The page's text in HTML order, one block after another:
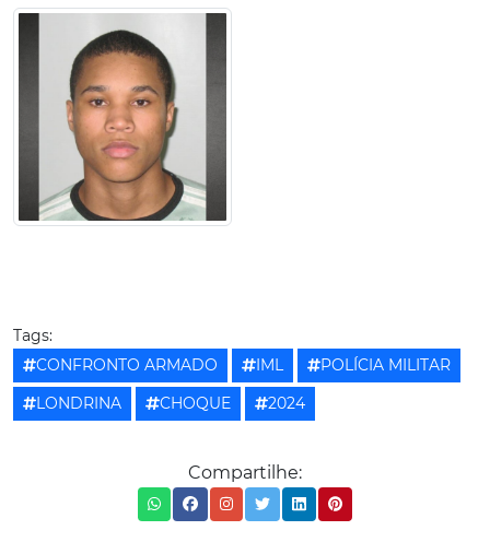
Tags:
CONFRONTO ARMADO
IML
POLÍCIA MILITAR
LONDRINA
CHOQUE 2024
Compartilhe: